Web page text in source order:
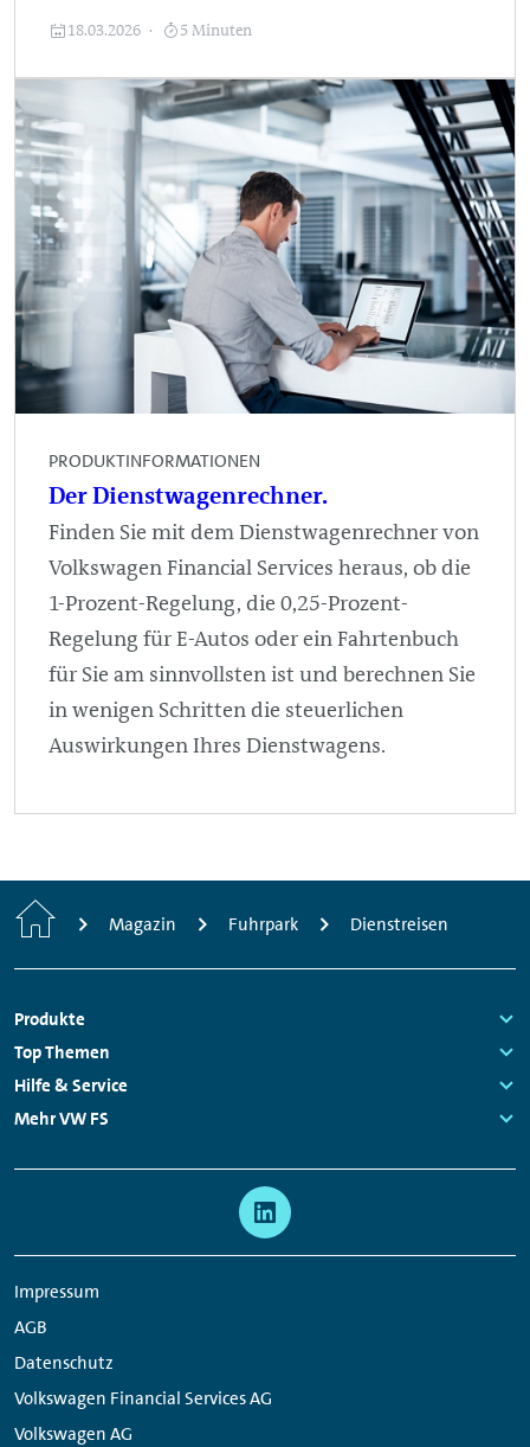
18.03.2026 5 Minuten
PRODUKTINFORMATIONEN
Der Dienstwagenrechner.
Finden Sie mit dem Dienstwagenrechner von
Volkswagen Financial Services heraus, ob die
1-Prozent-Regelung, die 0,25-Prozent-
Regelung für E-Autos oder ein Fahrtenbuch
für Sie am sinnvollsten ist und berechnen Sie
in wenigen Schritten die steuerlichen
Auswirkungen Ihres Dienstwagens.
StartseiteMagazin Fuhrpark Dienstreisen
Fußzeilen
Navigation
Produkte
Links:
Top Themen
Links:
Hilfe & Service
Links:
Mehr VW FS
Impressum
AGB
Datenschutz
Volkswagen Financial Services AG
Volkswagen AG